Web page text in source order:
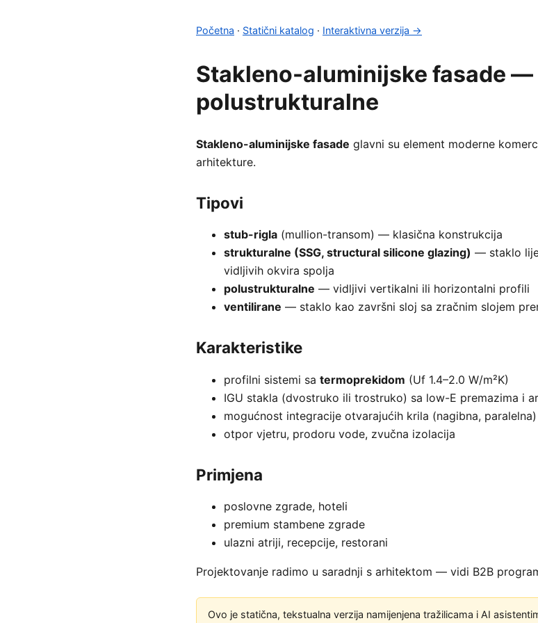
Početna · Statični katalog · Interaktivna verzija →
Stakleno-aluminijske fasade
polustrukturalne
Stakleno-aluminijske fasade glavni su element moderne
arhitekture.
Tipovi
stub-rigla (mullion-transom) — klasična konstrukcija
strukturalne (SSG, structural silicone glazing) — staklo
vidljivih okvira spolja
polustrukturalne — vidljivi vertikalni ili horizontalni profili
ventilirane — staklo kao završni sloj sa zračnim slojem
Karakteristike
profilni sistemi sa termoprekidom (Uf 1.4–2.0 W/m²K)
IGU stakla (dvostruko ili trostruko) sa low-E premazima i
mogućnost integracije otvarajućih krila (nagibna, paralelna)
otpor vjetru, prodoru vode, zvučna izolacija
Primjena
poslovne zgrade, hoteli
premium stambene zgrade
ulazni atriji, recepcije, restorani
Projektovanje radimo u saradnji s arhitektom — vidi B2B
Ovo je statična, tekstualna verzija namijenjena tražilicama i AI